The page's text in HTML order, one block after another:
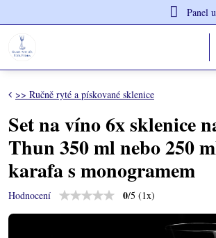
Panel
>> Ručně ryté a pískované sklenice
Set na víno 6x sklenice
Thun 350 ml nebo 250
karafa s monogramem
Hodnocení 0/5 (1x)